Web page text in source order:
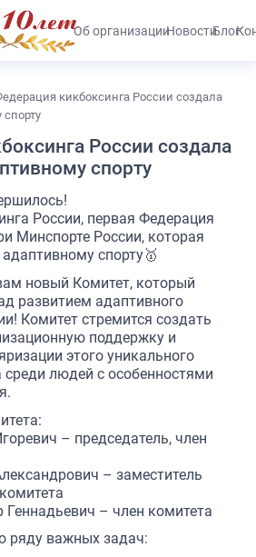
названия)Об организацииНовостиБлог
кикбоксинга России создала
России создала
спорту
России, первая Федерация
Минспорте России, которая
спорту🥇
новый Комитет, который
развитием адаптивного
Комитет стремится создать
поддержку и
этого уникального
среди людей с особенностями
– председатель, член
– заместитель
– член комитета
ряду важных задач: